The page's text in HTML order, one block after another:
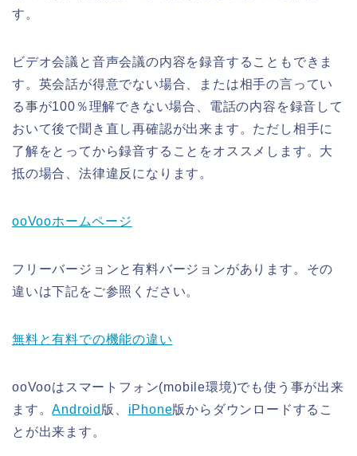
す。
ビデオ会議と音声会議の内容を録音することもできま
す。英会話が得意でない場合、または相手の言ってい
る事が100％理解できない場合、電話の内容を録音して
おいて後で聞き直し再確認が出来ます。ただし相手に
了解をとってから録音することをオススメします。大
抵の場合、法律違反になります。
ooVooホームページ
フリーバージョンと有料バージョンがあります。その
違いは下記をご参照ください。
無料と有料での機能の違い
ooVooはスマートフォン(mobile環境)でも使う事が出来
ます。Android 版、 iPhone版からダウンロードするこ
とが出来ます。